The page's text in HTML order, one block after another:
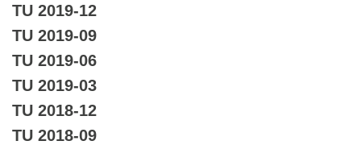
TU 2019-12
TU 2019-09
TU 2019-06
TU 2019-03
TU 2018-12
TU 2018-09